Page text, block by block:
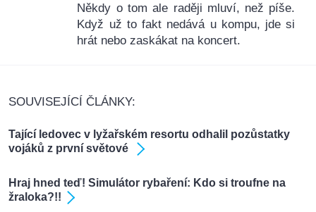
Někdy o tom ale raději mluví, než píše.
Když už to fakt nedává u kompu, jde si
hrát nebo zaskákat na koncert.
SOUVISEJÍCÍ ČLÁNKY:
Tající ledovec v lyžařském resortu odhalil pozůstatky
vojáků z první světové
Hraj hned teď! Simulátor rybaření: Kdo si troufne na
žraloka?!!